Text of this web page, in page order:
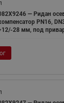
— Ридан
PN16,
28 мм, под